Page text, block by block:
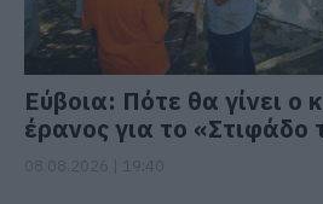
Εύβοια: Πότε θα γίνει ο
έρανος για το «Στιφάδο